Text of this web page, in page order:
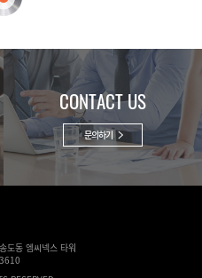
CONTACT US
문의하기
도동 엠씨넥스 타워